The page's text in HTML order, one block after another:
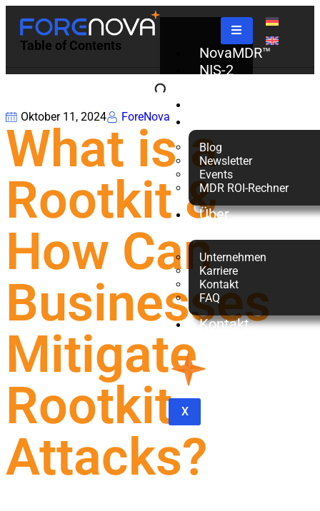
NovaMDR™
NIS-2
Blog
Newsletter
Events
MDR ROI-Rechner
Über
Unternehmen
Karriere
Kontakt
FAQ
Kontakt
X
Table of Contents
Oktober 11, 2024 ForeNova
What is a
Rootkit &
How Can
Businesses
Mitigate
Rootkit
Attacks?